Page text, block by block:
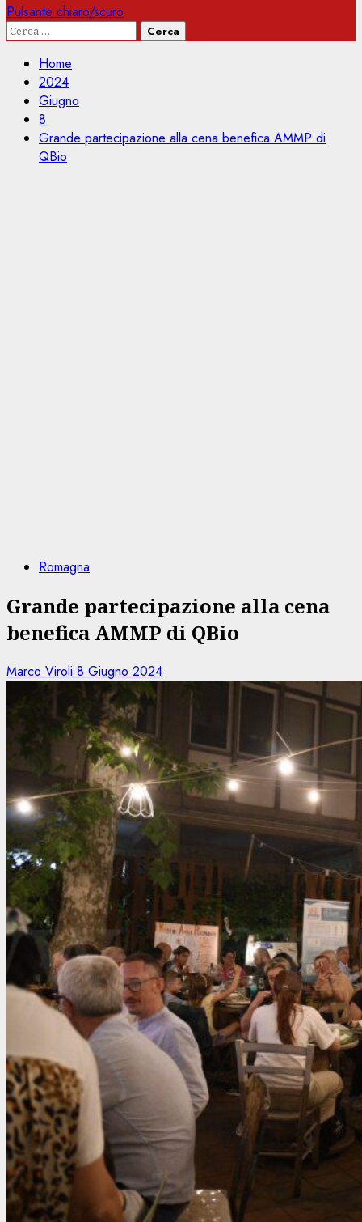
Pulsante chiaro/scuro
Ricerca
Home
2024
Giugno
8
Grande partecipazione alla cena benefica AMMP di
QBio
Romagna
Grande partecipazione alla cena
benefica AMMP di QBio
Marco Viroli 8 Giugno 2024